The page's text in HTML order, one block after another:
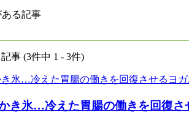
る記事
事 (3件中 1 - 3件)
き氷…冷えた胃腸の働きを回復さ